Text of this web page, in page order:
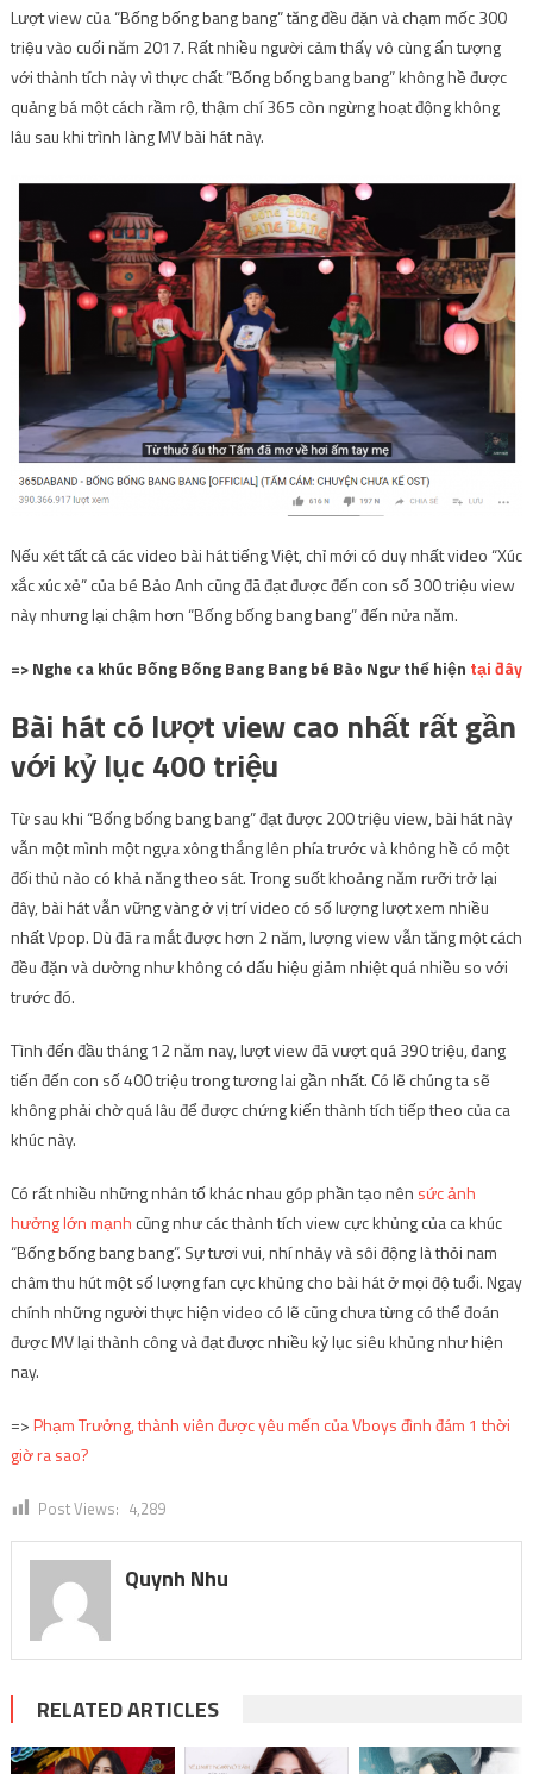
Lượt view của “Bống bống bang bang” tăng đều đặn và chạm mốc 300
triệu vào cuối năm 2017. Rất nhiều người cảm thấy vô cùng ấn tượng
với thành tích này vì thực chất “Bống bống bang bang” không hề được
quảng bá một cách rầm rộ, thậm chí 365 còn ngừng hoạt động không
lâu sau khi trình làng MV bài hát này.
Nếu xét tất cả các video bài hát tiếng Việt, chỉ mới có duy nhất video “Xúc
xắc xúc xẻ” của bé Bảo Anh cũng đã đạt được đến con số 300 triệu view
này nhưng lại chậm hơn “Bống bống bang bang” đến nửa năm.
=> Nghe ca khúc Bống Bống Bang Bang bé Bào Ngư thể hiện tại đây
Bài hát có lượt view cao nhất rất gần
với kỷ lục 400 triệu
Từ sau khi “Bống bống bang bang” đạt được 200 triệu view, bài hát này
vẫn một mình một ngựa xông thắng lên phía trước và không hề có một
đối thủ nào có khả năng theo sát. Trong suốt khoảng năm rưỡi trở lại
đây, bài hát vẫn vững vàng ở vị trí video có số lượng lượt xem nhiều
nhất Vpop. Dù đã ra mắt được hơn 2 năm, lượng view vẫn tăng một cách
đều đặn và dường như không có dấu hiệu giảm nhiệt quá nhiều so với
trước đó.
Tình đến đầu tháng 12 năm nay, lượt view đã vượt quá 390 triệu, đang
tiến đến con số 400 triệu trong tương lai gần nhất. Có lẽ chúng ta sẽ
không phải chờ quá lâu để được chứng kiến thành tích tiếp theo của ca
khúc này.
Có rất nhiều những nhân tố khác nhau góp phần tạo nên sức ảnh
hưởng lớn mạnh cũng như các thành tích view cực khủng của ca khúc
“Bống bống bang bang”. Sự tươi vui, nhí nhảy và sôi động là thỏi nam
châm thu hút một số lượng fan cực khủng cho bài hát ở mọi độ tuổi. Ngay
chính những người thực hiện video có lẽ cũng chưa từng có thể đoán
được MV lại thành công và đạt được nhiều kỷ lục siêu khủng như hiện
nay.
=>Phạm Trưởng, thành viên được yêu mến của Vboys đình đám 1 thời
giờ ra sao?
Post Views: 4,289
Quynh Nhu
RELATED ARTICLES